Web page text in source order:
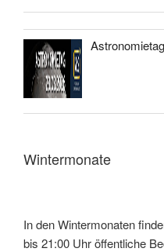
Wintermonate
In den Wintermonaten
bis 21:00 Uhr öffentliche